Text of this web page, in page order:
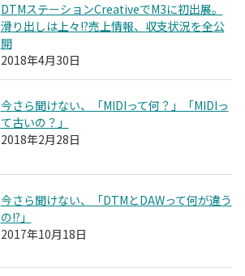
DTMステーションCreativeでM3に初出展。
滑り出しは上々!?売上情報、収支状況を全公
開
2018年4月30日
今さら聞けない、「MIDIって何？」「MIDIっ
て古いの？」
2018年2月28日
今さら聞けない、「DTMとDAWって何が違う
の!?」
2017年10月18日